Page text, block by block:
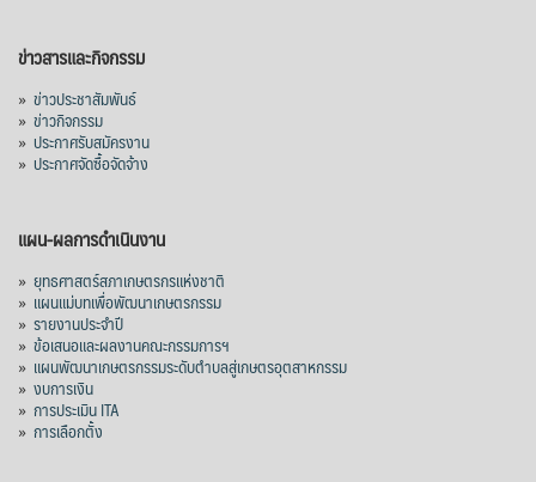
ส่งออกมันครึ่งปี 69 ปริมาณ 2.52 ล้านตัน
ลด 51.63% ยังดีที่ราคาขายดีกว่าปีก่อน
mgronline.com
View on Facebook
สภาเกษตรกรแห่งชาติ
14 hours ago
คณะรัฐมนตรี อนุมัติโครงการอ่างเก็บน้ำ
คลองวังโตนด วงเงิน 7,200 ล้านบาท สะท้อน
ผลสำเร็จการผลักดันข้อเสนอเชิงนโยบายของ
ข่าวสารและกิจกรรม
» ข่าวประชาสัมพันธ์
» ข่าวกิจกรรม
» ประกาศรับสมัครงาน
» ประกาศจัดซื้อจัดจ้าง
แผน-ผลการดำเนินงาน
» ยุทธศาสตร์สภาเกษตรกรแห่งชาติ
» แผนแม่บทเพื่อพัฒนาเกษตรกรรม
» รายงานประจำปี
» ข้อเสนอและผลงานคณะกรรมการฯ
» แผนพัฒนาเกษตรกรรมระดับตำบลสู่เกษตรอุตสาหกรรม
» งบการเงิน
» การประเมิน ITA
» การเลือกตั้ง